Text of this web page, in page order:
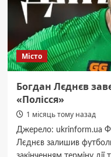
Місто
Богдан Лєднєв
«Полісся»
1 місяць тому назад
Джерело: ukrinform.ua
Лєднєв залишив